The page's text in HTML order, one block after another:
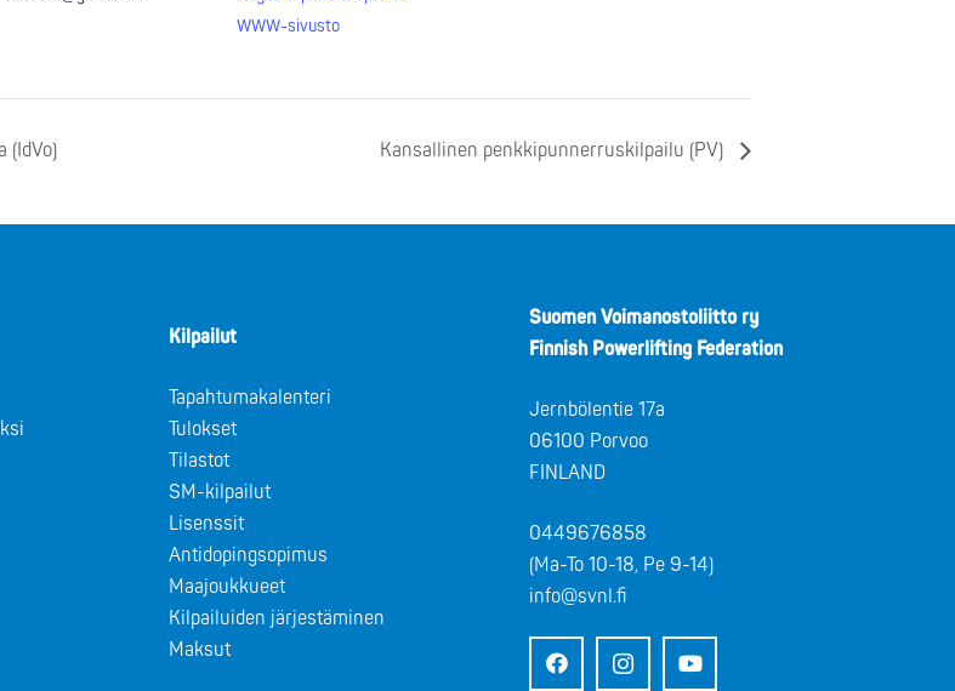
WWW-sivusto
(IdVo) Kansallinen penkkipunnerruskilpailu (PV)
Kilpailut
Tapahtumakalenteri
Tulokset
Tilastot
SM-kilpailut
Lisenssit
Antidopingsopimus
Maajoukkueet
Kilpailuiden järjestäminen
Maksut
Suomen Voimanostoliitto ry
Finnish Powerlifting Federation
Jernbölentie 17a
06100 Porvoo
FINLAND
0449676858
(Ma-To 10-18, Pe 9-14)
info@svnl.fi